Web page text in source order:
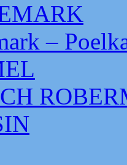
–